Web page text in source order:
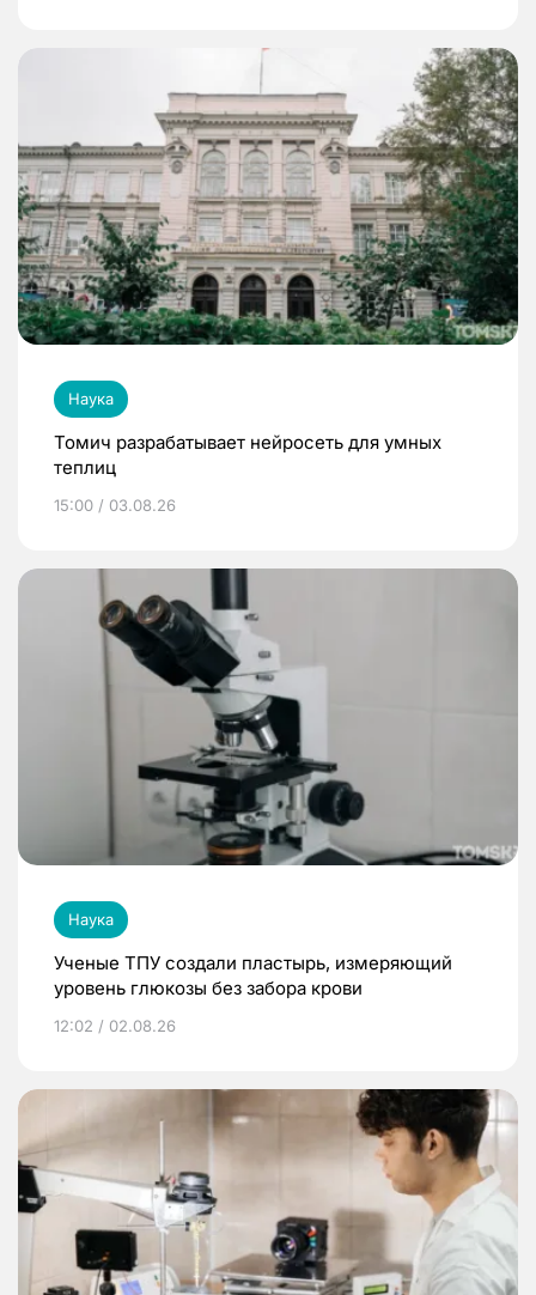
Наука
Томич разрабатывает нейросеть для умных
теплиц
15:00 / 03.08.26
Наука
Ученые ТПУ создали пластырь, измеряющий
уровень глюкозы без забора крови
12:02 / 02.08.26